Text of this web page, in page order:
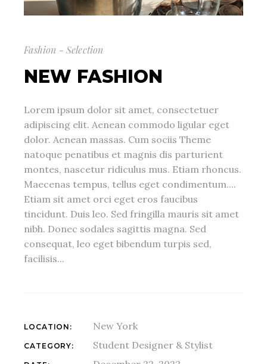
Fashion - Selection
NEW FASHION
Lorem ipsum dolor sit amet, consectetuer
adipiscing elit. Aenean commodo ligular eget
dolor. Aenean massas. Cum sociis Theme
natoque penatibus et magnis dis parturient
montes, nascetur ridiculus mus. Etiam rhoncus.
Maecenas tempus, tellus eget condimentum....
Etiam sit amet orci eget eros faucibus
tincidunt. Duis leo. Sed fringilla mauris sit amet
nibh. Donec sodales sagittis magna. Sed
consequat, leo eget bibendum turpis sed,
facilisis...
LOCATION: New York
CATEGORY: Student Designer & Stylist